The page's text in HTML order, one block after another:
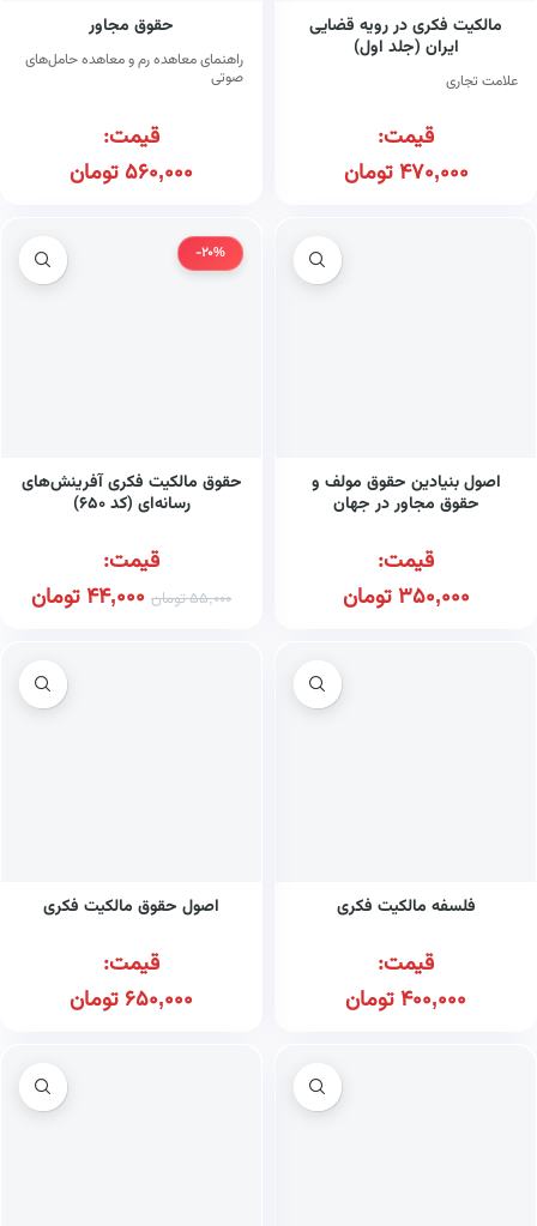
مالکیت فکری در رویه قضایی
ایران (جلد اول)
علامت تجاری
قیمت:
470,000تومان
حقوق مجاور
راهنمای معاهده رم و معاهده حامل‌های
صوتی
قیمت:
560,000 تومان
اصول بنیادین حقوق مولف و
حقوق مجاور در جهان
قیمت:
350,000تومان
-20%
حقوق مالکیت فکری آفرینش‌های
رسانه‌ای (کد ۶۵۰)
قیمت:
55,000تومان 44,000تومان
فلسفه مالکیت فکری
قیمت:
400,000تومان
اصول حقوق مالکیت فکری
قیمت:
650,000 تومان